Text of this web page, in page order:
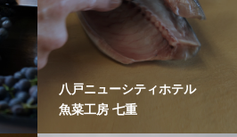
八戸ニューシティホテル
魚菜工房 七重